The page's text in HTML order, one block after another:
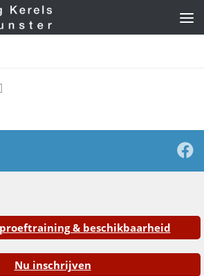
& beschikbaarheid
Nu inschrijven